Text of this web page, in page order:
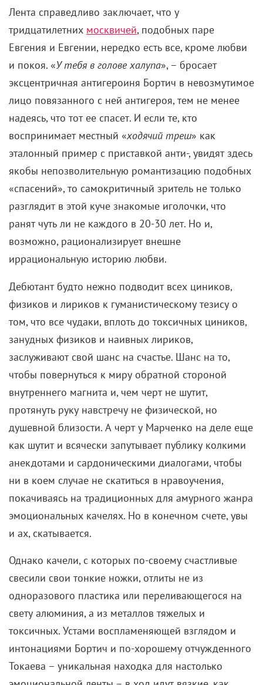
лицо повязанного с ней антигероя, тем не менее
надеясь, что тот ее спасет. И если те, кто
воспринимает местный «
эталонный пример с приставкой анти-, увидят здесь
якобы непозволительную романтизацию подобных
«спасений», то самокритичный зритель не только
разглядит в этой куче знакомые иголочки, что
ранят чуть ли не каждого в 20-30 лет. Но и,
возможно, рационализирует внешне
иррациональную историю любви.
Дебютант будто нежно подводит всех циников,
физиков и лириков к гуманистическому тезису о
том, что все чудаки, вплоть до токсичных циников,
занудных физиков и наивных лириков,
заслуживают свой шанс на счастье. Шанс на то,
чтобы повернуться к миру обратной стороной
внутреннего магнита и, чем черт не шутит,
протянуть руку навстречу не физической, но
душевной близости. А черт у Марченко на деле еще
как шутит и всячески запутывает публику колкими
анекдотами и сардоническими диалогами, чтобы
ни в коем случае не скатиться в нравоучения,
покачиваясь на традиционных для амурного жанра
эмоциональных качелях. Но в конечном счете, увы
и ах, скатывается.
Однако качели, с которых по-своему счастливые
свесили свои тонкие ножки, отлиты не из
одноразового пластика или переливающегося на
свету алюминия, а из металлов тяжелых и
токсичных. Устами воспламеняющей взглядом и
интонациями Бортич и по-хорошему отчужденного
свинцовые прощания и, наконец, убийственные
диагнозы из чистого мышьяка («
катастрофа, как и я
разбавляется чисто комедийными, казалось бы,